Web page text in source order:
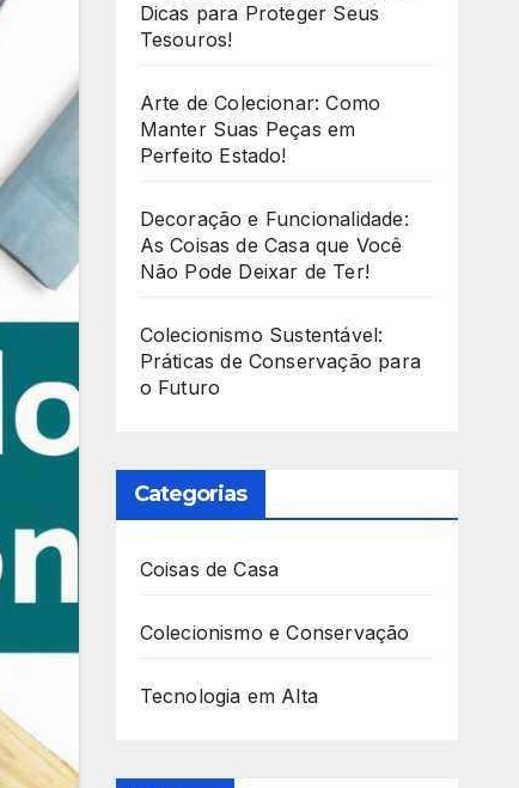
Dicas para Proteger Seus
Tesouros!
Arte de Colecionar: Como
Manter Suas Peças em
Perfeito Estado!
Decoração e Funcionalidade:
As Coisas de Casa que Você
Não Pode Deixar de Ter!
Colecionismo Sustentável:
Práticas de Conservação para
o Futuro
Categorias
Coisas de Casa
Colecionismo e Conservação
Tecnologia em Alta